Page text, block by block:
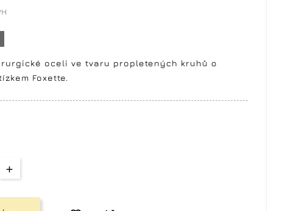
oceli ve tvaru propletených kruhů o
Foxette.